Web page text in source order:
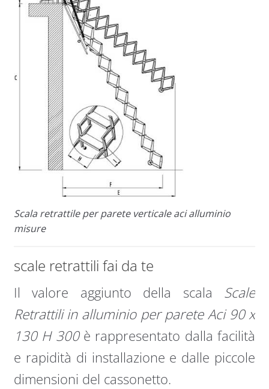
Scala retrattile per parete verticale aci alluminio
misure
scale retrattili fai da te
Il valore aggiunto della scala Scale
Retrattili in alluminio per parete Aci 90 x
130 H 300è rappresentato dalla facilità
e rapidità di installazione e dalle piccole
dimensioni del cassonetto.